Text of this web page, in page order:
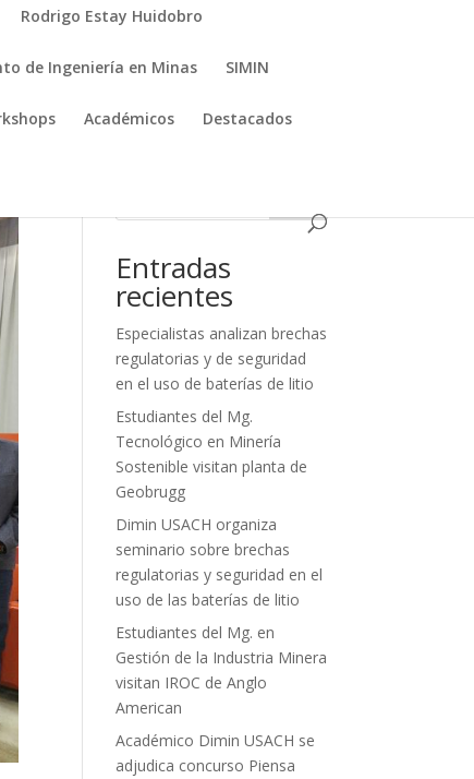
Rodrigo Estay Huidobro
de Ingeniería en Minas SIMIN
Académicos Destacados
Entradas
recientes
Especialistas analizan brechas
regulatorias y de seguridad
en el uso de baterías de litio
Estudiantes del Mg.
Tecnológico en Minería
Sostenible visitan planta de
Geobrugg
Dimin USACH organiza
seminario sobre brechas
regulatorias y seguridad en el
uso de las baterías de litio
Estudiantes del Mg. en
Gestión de la Industria Minera
visitan IROC de Anglo
American
Académico Dimin USACH se
adjudica concurso Piensa